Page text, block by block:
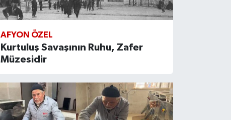
AFYON ÖZEL
Kurtuluş Savaşının Ruhu, Zafer
Müzesidir